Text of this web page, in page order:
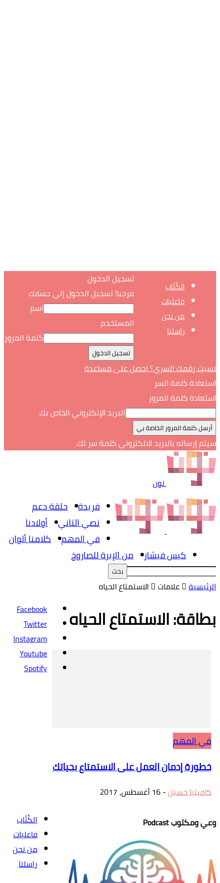
الكُتّاب
فاعليات
من نحن
راسلنا
تسجيل الدخول
مرحبا! تسجيل الدخول إلى حسابك
اسم
المستخدم
كلمة المرور
نسيت رقمك السري؟ احصل على مساعدة
استعادة كلمة السر
استعادة كلمة المرور
البريد الإلكتروني الخاص بك
سيتم إرساله بالبريد الالكتروني كلمة سر لك.
نون
فريدة
حلقة دعم
نصي التاني
أولادنا
في المهم
كلامنا ألوان
كيس فيشار
من الإبرة للصاروخ
الرئيسية علامات الاستمتاع الحياه
بطاقة: الاستمتاع الحياه
في المهم
خطورة إدمان العمل على الاستمتاع بحياتك
كاميليا حسين-16 أغسطس، 2017
وعي ومكتوب Podcast
الكُتّاب
فاعليات
من نحن
راسلنا
Facebook
Twitter
Instagram
Youtube
Spotify